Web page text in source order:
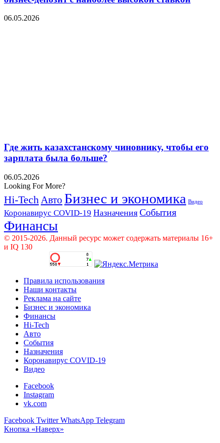
06.05.2026
Где жить казахстанскому чиновнику, чтобы его
зарплата была больше?
06.05.2026
Looking For More?
Hi-Tech Авто Бизнес и экономика Видео
Коронавирус COVID-19 Назначения События
Финансы
© 2015-2026. Данный ресурс может содержать материалы 16+
и IQ 130
Правила использования
Наши контакты
Реклама на сайте
Бизнес и экономика
Финансы
Hi-Tech
Авто
События
Назначения
Коронавирус COVID-19
Видео
Facebook
Instagram
vk.com
Facebook Twitter WhatsApp Telegram
Кнопка «Наверх»